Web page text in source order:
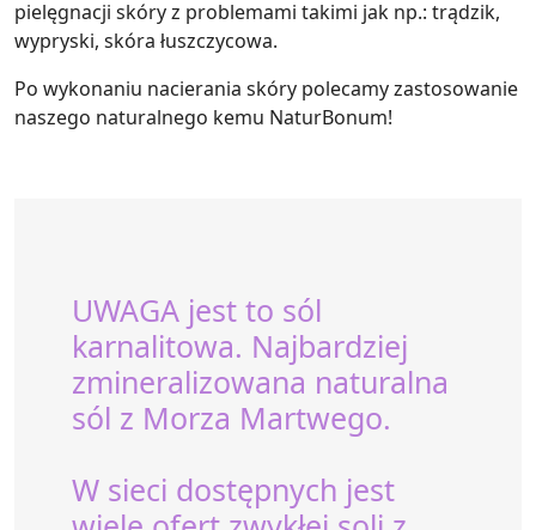
pielęgnacji skóry z problemami takimi jak np.: trądzik,
wypryski, skóra łuszczycowa.
Po wykonaniu nacierania skóry polecamy zastosowanie
naszego naturalnego kemu NaturBonum!
UWAGA jest to sól
karnalitowa. Najbardziej
zmineralizowana naturalna
sól z Morza Martwego.
W sieci dostępnych jest